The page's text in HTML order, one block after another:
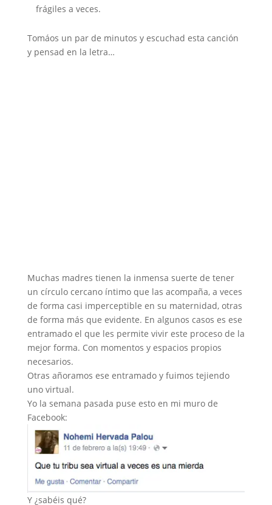
frágiles a veces.
Tomáos un par de minutos y escuchad esta canción
y pensad en la letra…
Muchas madres tienen la inmensa suerte de tener
un círculo cercano íntimo que las acompaña, a veces
de forma casi imperceptible en su maternidad, otras
de forma más que evidente. En algunos casos es ese
entramado el que les permite vivir este proceso de la
mejor forma. Con momentos y espacios propios
necesarios.
Otras añoramos ese entramado y fuimos tejiendo
uno virtual.
Yo la semana pasada puse esto en mi muro de
Facebook:
Y ¿sabéis qué?